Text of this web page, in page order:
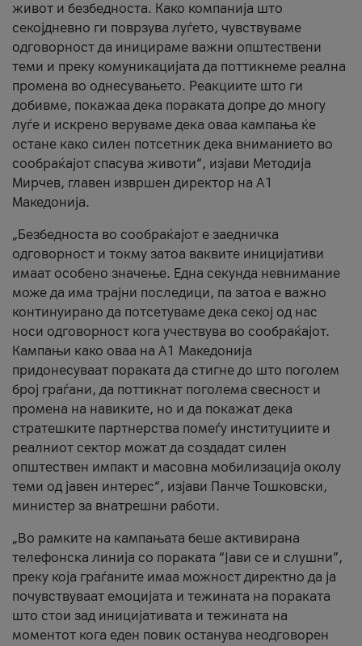
живот и безбедноста. Како компанија што
секојдневно ги поврзува луѓето, чувствуваме
одговорност да иницираме важни општествени
теми и преку комуникацијата да поттикнеме реална
промена во однесувањето. Реакциите што ги
добивме, покажаа дека пораката допре до многу
луѓе и искрено веруваме дека оваа кампања ќе
остане како силен потсетник дека вниманието во
сообраќајот спасува животи“, изјави Методија
Мирчев, главен извршен директор на А1
Македонија.
„Безбедноста во сообраќајот е заедничка
одговорност и токму затоа ваквите иницијативи
имаат особено значење. Една секунда невнимание
може да има трајни последици, па затоа е важно
континуирано да потсетуваме дека секој од нас
носи одговорност кога учествува во сообраќајот.
Кампањи како оваа на A1 Македонија
придонесуваат пораката да стигне до што поголем
број граѓани, да поттикнат поголема свесност и
промена на навиките, но и да покажат дека
стратешките партнерства помеѓу институциите и
реалниот сектор можат да создадат силен
општествен импакт и масовна мобилизација околу
теми од јавен интерес“, изјави Панче Тошковски,
министер за внатрешни работи.
„Во рамките на кампањата беше активирана
телефонска линија со пораката “Јави се и слушни”,
преку која граѓаните имаа можност директно да ја
почувствуваат емоцијата и тежината на пораката
што стои зад иницијативата и тежината на
моментот кога еден повик останува неодговорен